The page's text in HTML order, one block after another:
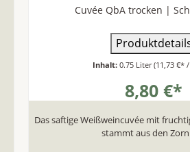
Cuvée QbA trocken |
Inhalt: 0.75 Liter(11,73 €*
8,80 €*
Das saftige Weißweincuvée mit
stammt aus den